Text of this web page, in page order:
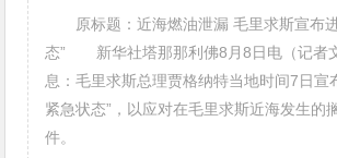
原标题：近海燃油泄漏 毛里求斯宣布进
态” 新华社塔那那利佛8月8日电（记者
息：毛里求斯总理贾格纳特当地时间7日宣
紧急状态”，以应对在毛里求斯近海发生的
件。